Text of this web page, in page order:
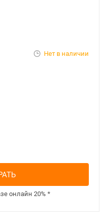
Нет в наличии
онлайн 20% *